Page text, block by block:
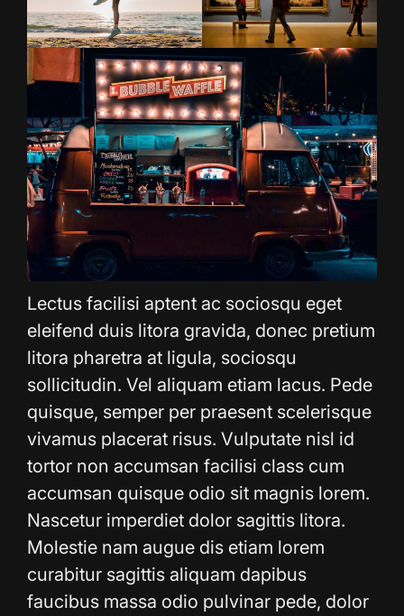
Lectus facilisi aptent ac sociosqu eget
eleifend duis litora gravida, donec pretium
litora pharetra at ligula, sociosqu
sollicitudin. Vel aliquam etiam lacus. Pede
quisque, semper per praesent scelerisque
vivamus placerat risus. Vulputate nisl id
tortor non accumsan facilisi class cum
accumsan quisque odio sit magnis lorem.
Nascetur imperdiet dolor sagittis litora.
Molestie nam augue dis etiam lorem
curabitur sagittis aliquam dapibus
faucibus massa odio pulvinar pede, dolor